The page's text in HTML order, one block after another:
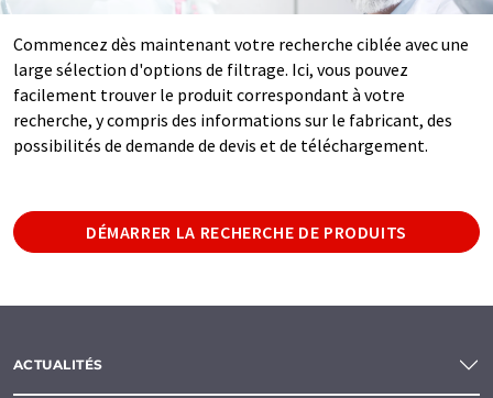
Commencez dès maintenant votre recherche ciblée avec une
large sélection d'options de filtrage. Ici, vous pouvez
facilement trouver le produit correspondant à votre
recherche, y compris des informations sur le fabricant, des
possibilités de demande de devis et de téléchargement.
DÉMARRER LA RECHERCHE DE PRODUITS
ACTUALITÉS